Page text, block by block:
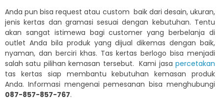
Anda pun bisa request atau custom baik dari desain, ukuran,
jenis kertas dan gramasi sesuai dengan kebutuhan. Tentu
akan sangat istimewa bagi customer yang berbelanja di
outlet Anda bila produk yang dijual dikemas dengan baik,
nyaman, dan berciri khas. Tas kertas berlogo bisa menjadi
salah satu pilihan kemasan tersebut. Kami jasa percetakan
tas kertas siap membantu kebutuhan kemasan produk
Anda. Informasi mengenai pemesanan bisa menghubungi
087-857-857-767.